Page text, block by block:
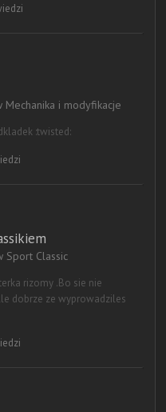
Mechanika i modyfikacje
:twisted:
Sport Classic
rizomy .Bo sie nie
dobrze ze wyprowadziles